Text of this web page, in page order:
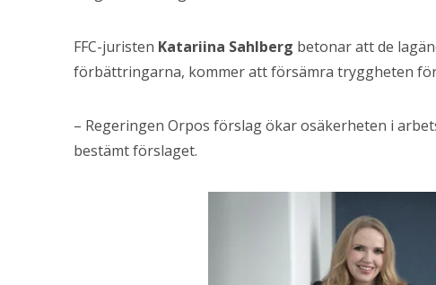
FFC-juristen Katariina Sahlberg betonar att de
förbättringarna, kommer att försämra tryggheten
– Regeringen Orpos förslag ökar osäkerheten i
bestämt förslaget.